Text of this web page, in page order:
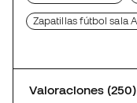
Zapatillas fútbol sala
Valoraciones (250)